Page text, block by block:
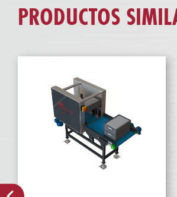
PRODUCTOS